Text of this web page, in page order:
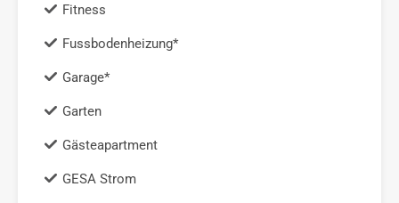
Fitness
Fussbodenheizung*
Garage*
Garten
Gästeapartment
GESA Strom